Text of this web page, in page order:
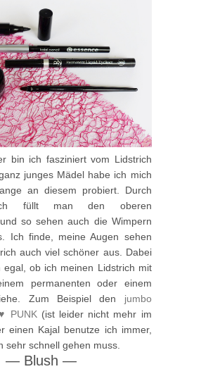
bin ich fasziniert vom Lidstrich
junges Mädel habe ich mich
an diesem probiert. Durch
füllt man den oberen
so sehen auch die Wimpern
Ich finde, meine Augen sehen
auch viel schöner aus. Dabei
egal, ob ich meinen Lidstrich mit
permanenten oder einem
Zum Beispiel den jumbo
PUNK(ist leider nicht mehr im
einen Kajal benutze ich immer,
sehr schnell gehen muss.
— Blush —